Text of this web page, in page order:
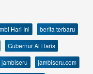
Hari Ini
berita terbaru
Gubernur Al Haris
jambiseru
jambiseru.com